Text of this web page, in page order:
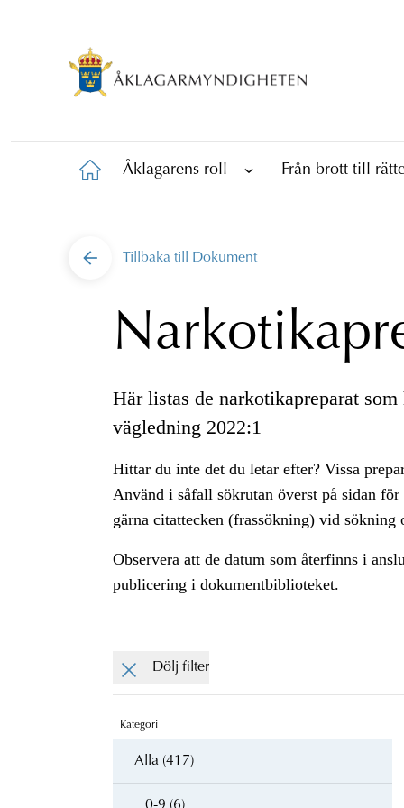
Åklagarens roll Från brott till
Tillbaka till Dokument
Här listas de narkotikapreparat
vägledning 2022:1
Hittar du inte det du letar efter? Vissa
Använd i såfall sökrutan överst på sidan
gärna citattecken (frassökning) vid
Observera att de datum som återfinns i
publicering i dokumentbiblioteket.
Dölj filter
Kategori
Alla (417)
0-9 (6)